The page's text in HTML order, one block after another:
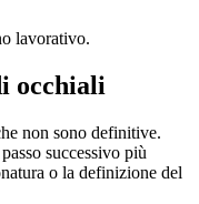
lavorativo.
occhiali
non sono definitive.
successivo più
o la definizione del